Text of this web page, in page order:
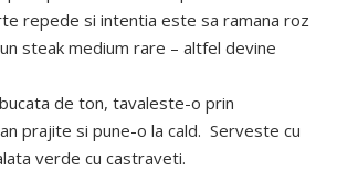
repede si intentia este sa ramana roz
steak medium rare – altfel devine
de ton, tavaleste-o prin
prajite si pune-o la cald. Serveste cu
verde cu castraveti.